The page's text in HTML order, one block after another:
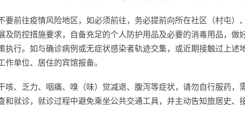
要前往疫情风险地区，如必须前往，务必提前向所在社区（村屯）
及防控措施要求，自备充足的个人防护用品及必要的消毒用品，做
执行。如与确诊病例或无症状感染者轨迹交集，或近期接触过上述
单位、居住的宾馆报备。
咳、乏力、咽痛、嗅（味）觉减退、腹泻等症状，请勿自行服药，
和就诊，就诊过程中避免乘坐公共交通工具，并主动告知旅居史、接